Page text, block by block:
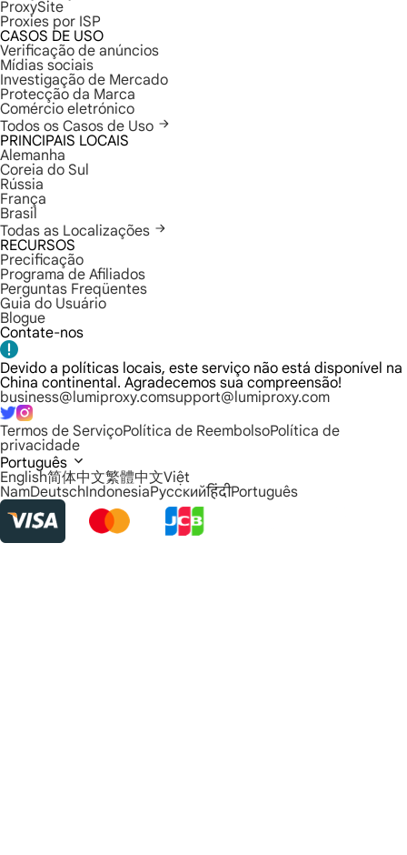
ProxySite
Proxies por ISP
CASOS DE USO
Verificação de anúncios
Mídias sociais
Investigação de Mercado
Protecção da Marca
Comércio eletrónico
Todos os Casos de Uso
PRINCIPAIS LOCAIS
Alemanha
Coreia do Sul
Rússia
França
Brasil
Todas as Localizações
RECURSOS
Precificação
Programa de Afiliados
Perguntas Freqüentes
Guia do Usuário
Blogue
Contate-nos
Devido a políticas locais, este serviço não está disponível na
China continental. Agradecemos sua compreensão!
business@lumiproxy.comsupport@lumiproxy.com
Termos de ServiçoPolítica de ReembolsoPolítica de
privacidade
Português
English简体中文繁體中文Việt
NamDeutschIndonesiaРусскийहिंदीPortuguês